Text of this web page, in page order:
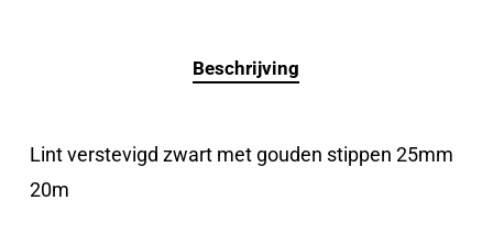
Beschrijving
Lint verstevigd zwart met gouden stippen 25mm
20m